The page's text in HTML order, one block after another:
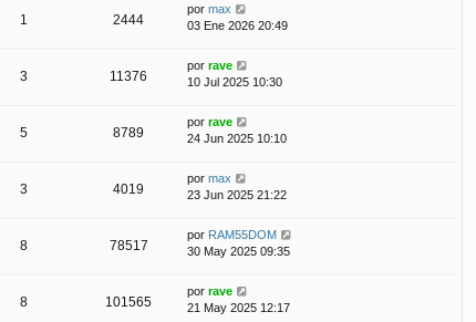
1 2444
por max
03 Ene 2026 20:49
3 11376
por rave
10 Jul 2025 10:30
5 8789
por rave
24 Jun 2025 10:10
3 4019
por max
23 Jun 2025 21:22
8 78517
por RAM55DOM
30 May 2025 09:35
8 101565
por rave
21 May 2025 12:17